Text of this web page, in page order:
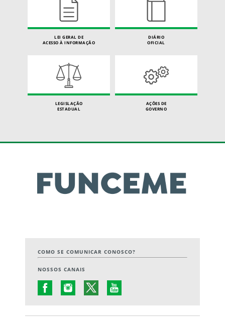
LEI GERAL DE
ACESSO À INFORMAÇÃO
DIÁRIO
OFICIAL
LEGISLAÇÃO
ESTADUAL
AÇÕES DE
GOVERNO
COMO SE COMUNICAR CONOSCO?
NOSSOS CANAIS